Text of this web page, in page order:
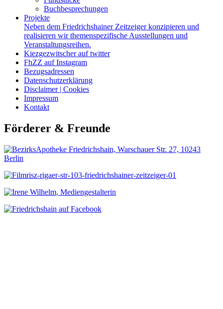
Buchbesprechungen
Projekte
Neben dem Friedrichshainer Zeitzeiger konzipieren und
realisieren wir themenspezifische Ausstellungen und
Veranstaltungsreihen.
Kiezgezwitscher auf twitter
FhZZ auf Instagram
Bezugsadressen
Datenschutzerklärung
Disclaimer | Cookies
Impressum
Kontakt
Förderer & Freunde